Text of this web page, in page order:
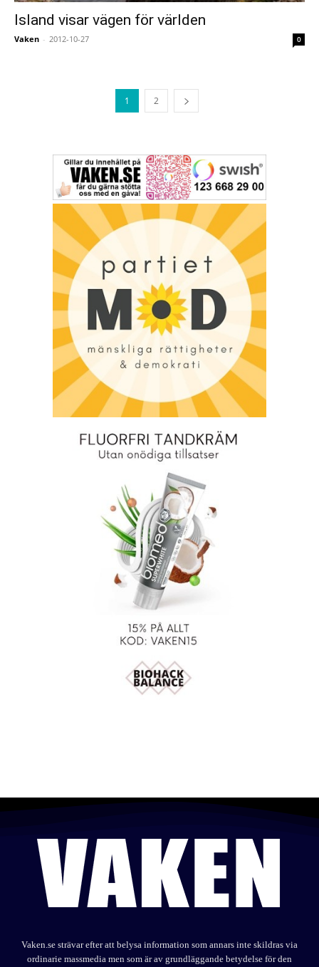
Island visar vägen för världen
Vaken - 2012-10-27 0
1 2
Vaken.se strävar efter att belysa information som annars inte skildras via
ordinarie massmedia men som är av grundläggande betydelse för den